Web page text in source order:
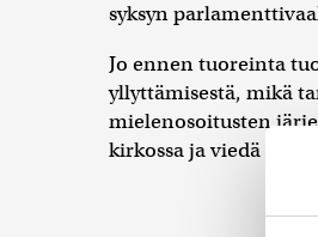
syksyn
Jo ennen tuoreinta
yllyttämisestä, mikä
mielenosoitusten
kirkossa ja viedä